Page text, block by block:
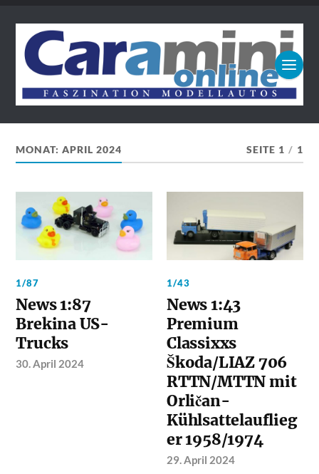
MONAT:APRIL 2024 SEITE 1 / 1
1/87
News 1:87
Brekina US-
Trucks
30. April 2024
1/43
News 1:43
Premium
Classixxs
Škoda/LIAZ 706
RTTN/MTTN mit
Orličan-
Kühlsattelauflieg
er 1958/1974
29. April 2024